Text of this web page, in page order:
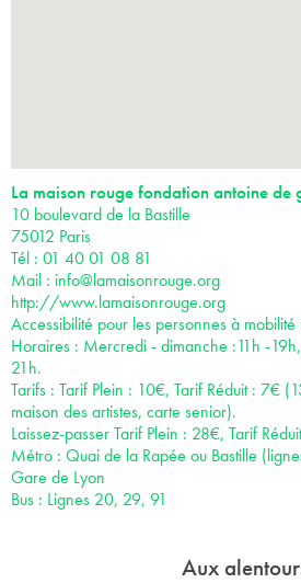
La maison rouge fondation antoine de
10 boulevard de la Bastille
75012 Paris
Tél : 01 40 01 08 81
Mail : info@lamaisonrouge.org
http://www.lamaisonrouge.org
Accessibilité pour les personnes à mobilité
Horaires : Mercredi - dimanche :11h -
21h.
Tarifs : Tarif Plein : 10€, Tarif Réduit : 7€
maison des artistes, carte senior).
Laissez-passer Tarif Plein : 28€, Tarif
Métro : Quai de la Rapée ou Bastille
Gare de Lyon
Bus : Lignes 20, 29, 91
Aux